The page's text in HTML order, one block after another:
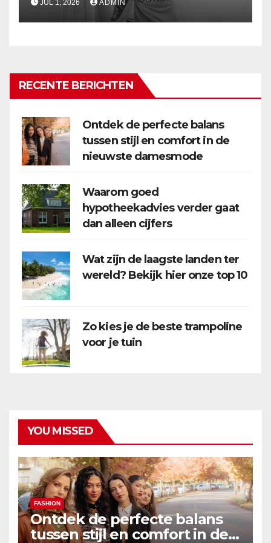
JUL 1, 2026 ADMIN
RECENTE BERICHTEN
Ontdek de perfecte balans
tussen stijl en comfort in de
nieuwste damesmode
Waarom goed
hypotheekadvies verder gaat
dan alleen cijfers
Wat zijn de laagste landen ter
wereld? Bekijk hier onze top 10
Zo kies je de beste trampoline
voor je tuin
YOU MISSED
FASHION
Ontdek de perfecte balans
tussen stijl en comfort in de